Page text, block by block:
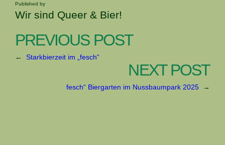
Published by
Wir sind Queer & Bier!
PREVIOUS POST
← Starkbierzeit im „fesch“
NEXT POST
fesch“ Biergarten im Nussbaumpark 2025 →